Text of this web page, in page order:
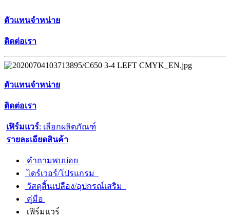
ตัวแทนจำหน่าย
ติดต่อเรา
ตัวแทนจำหน่าย
ติดต่อเรา
เฟิร์มแวร์: เลือกผลิตภัณฑ์
รายละเอียดสินค้า
คำถามพบบ่อย
ไดร์เวอร์/โปรแกรม
วัสดุสิ้นเปลือง/อุปกรณ์เสริม
คู่มือ
เฟิร์มแวร์